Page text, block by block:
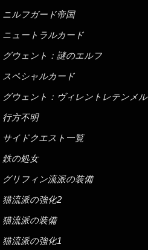
ニルフガード帝国
ニュートラルカード
グウェント：謎のエルフ
スペシャルカード
グウェント：ヴィレントレテンメル
行方不明
サイドクエスト一覧
鉄の処女
グリフィン流派の装備
猫流派の強化2
猫流派の装備
猫流派の強化1